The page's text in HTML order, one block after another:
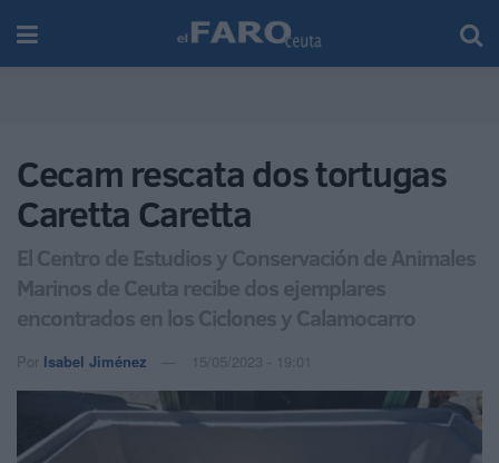
Cecam rescata dos tortugas
Caretta Caretta
El Centro de Estudios y Conservación de Animales
Marinos de Ceuta recibe dos ejemplares
encontrados en los Ciclones y Calamocarro
Por Isabel Jiménez 15/05/2023 - 19:01